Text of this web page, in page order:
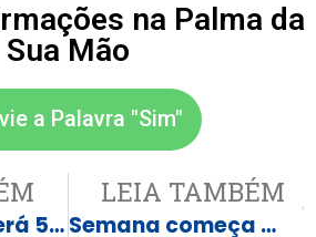
na Palma da
Sua Mão
a Palavra "Sim"
Dor crônica terá 5 de julho como dia nacional de conscientização
LEIA TAMBÉM
Semana começa com 80 vagas de emprego em Três Lagoas e região